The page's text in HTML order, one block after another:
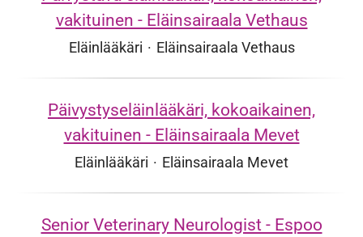
vakituinen - Eläinsairaala Vethaus
Eläinlääkäri · Eläinsairaala Vethaus
Päivystyseläinlääkäri, kokoaikainen,
vakituinen - Eläinsairaala Mevet
Eläinlääkäri · Eläinsairaala Mevet
Senior Veterinary Neurologist - Espoo